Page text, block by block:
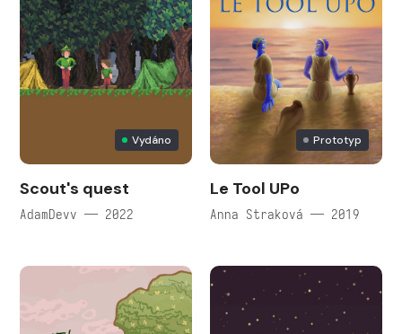
Vydáno
Scout's quest
AdamDevv — 2022
Prototyp
Le Tool UPo
Anna Straková — 2019